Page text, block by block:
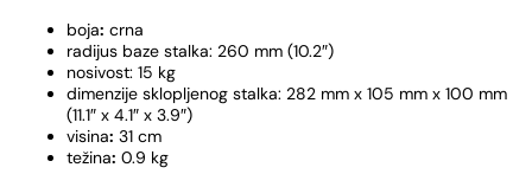
boja: crna
radijus baze stalka: 260 mm (10.2″)
nosivost: 15 kg
dimenzije sklopljenog stalka: 282 mm x 105 mm x 100 mm
(11.1″ x 4.1″ x 3.9″)
visina: 31 cm
težina: 0.9 kg